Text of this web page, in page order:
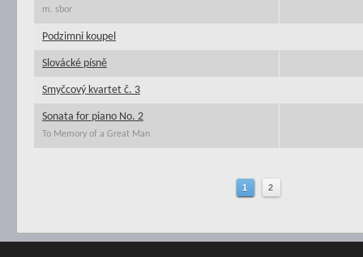
m. sbor
Podzimni koupel
Slovácké písně
Smyčcový kvartet č. 3
Sonata for piano No. 2
To Memory of a Great Man
1 2